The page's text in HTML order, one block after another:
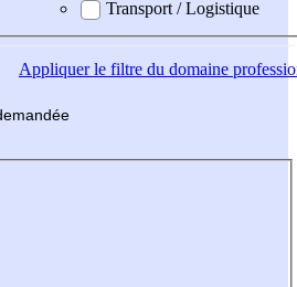
Transport / Logistique
Appliquerle filtre du domaine